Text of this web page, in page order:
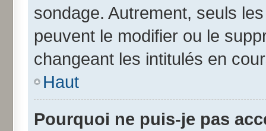
sondage. Autrement, seuls
peuvent le modifier ou le
changeant les intitulés en
Haut
Pourquoi ne puis-je pas